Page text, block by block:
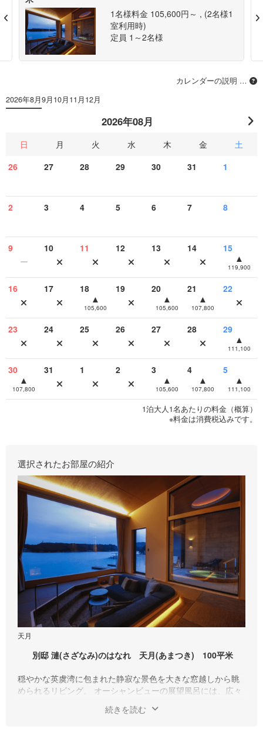
Previous
1名様料金 105,600円～ , (2名様1
室利用時)
定員 1～2名様
カレンダーの説明 …
2026年8月9月 10月 11月 12月
2026年08月
日 月 火 水 木 金
土
26
27 28 29 30 31 1
2 3 4 5 6 7 8
9 10 11 12 13 14 15
119,900
16 17 18
105,600
19 20
105,600
21
107,800
22
23 24 25 26 27 28 29
111,100
30
107,800
31 1 2 3
105,600
4
107,800
5
111,100
1泊大人1名あたりの料金（概算）
※料金は消費税込みです。
選択されたお部屋の紹介
天月
別邸 漣(さざなみ)のはなれ 天月(あまつき) 100平米
穏やかな英虞湾に包まれた静寂な景色を大きな窓越しから眺
められるリビング。 オーシャンビューの展望風呂には、広々
おり、ゆるやかな志摩の日差しを浴びながらまったりとした
続きを読む